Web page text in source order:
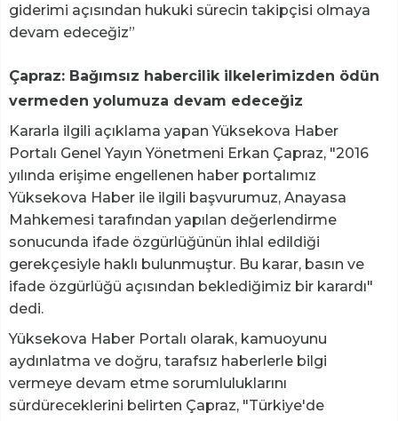
giderimi açısından hukuki sürecin takipçisi olmaya
devam edeceğiz”
Çapraz: Bağımsız habercilik ilkelerimizden ödün
vermeden yolumuza devam edeceğiz
Kararla ilgili açıklama yapan Yüksekova Haber
Portalı Genel Yayın Yönetmeni Erkan Çapraz, "2016
yılında erişime engellenen haber portalımız
Yüksekova Haber ile ilgili başvurumuz, Anayasa
Mahkemesi tarafından yapılan değerlendirme
sonucunda ifade özgürlüğünün ihlal edildiği
gerekçesiyle haklı bulunmuştur. Bu karar, basın ve
ifade özgürlüğü açısından beklediğimiz bir karardı"
dedi.
Yüksekova Haber Portalı olarak, kamuoyunu
aydınlatma ve doğru, tarafsız haberlerle bilgi
vermeye devam etme sorumluluklarını
sürdüreceklerini belirten Çapraz, "Türkiye'de